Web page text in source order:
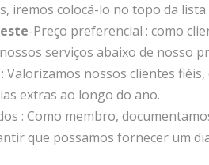
iremos colocá-lo no topo da lista.
-Preço preferencial : como
serviços abaixo de nosso
Valorizamos nossos clientes
extras ao longo do ano.
: Como membro,
que possamos fornecer um